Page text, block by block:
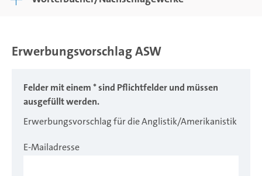
Erwerbungsvorschlag ASW
Felder mit einem * sind Pflichtfelder und müssen
ausgefüllt werden.
Erwerbungsvorschlag für die Anglistik/Amerikanistik
E-Mailadresse